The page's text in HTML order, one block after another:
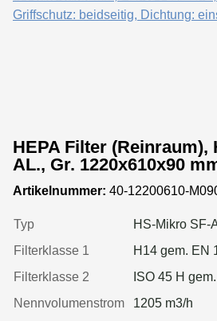
HEPA Filter (Reinraum), HS-Mikro SF-
AL., Gr. 1220x610x90
H14, Rahmen: AL-Profil,
beidseitig, Dichtung: einseitig,
geschäumt
Artikelnummer: 40-12200610-
Typ
HS-Mikro SF-
Filterklasse 1
H14 gem. EN
Filterklasse 2
ISO 45 H
Nennvolumenstrom
1205 m3/h